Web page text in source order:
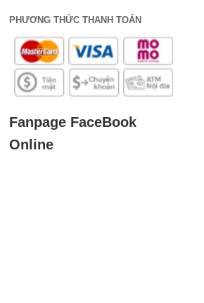
PHƯƠNG THỨC THANH TOÁN
Fanpage FaceBook
Online